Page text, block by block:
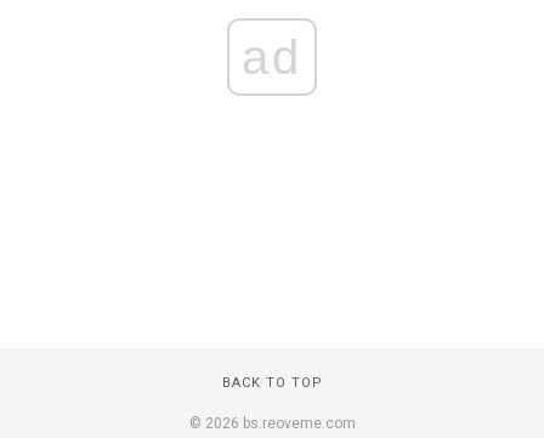
ad
BACK TO TOP
© 2026 bs.reoveme.com